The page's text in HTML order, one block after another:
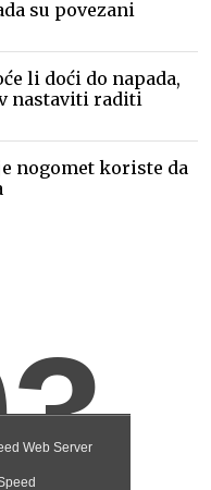
su povezani
li doći do napada,
nastaviti raditi
nogomet koriste da